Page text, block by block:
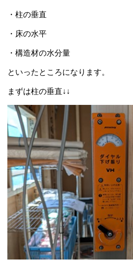
・柱の垂直
・床の水平
・構造材の水分量
といったところになります。
まずは柱の垂直↓↓